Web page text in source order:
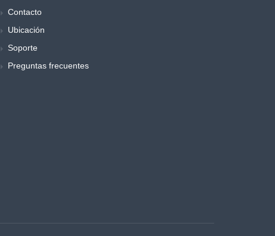
Contacto
Ubicación
Soporte
Preguntas frecuentes